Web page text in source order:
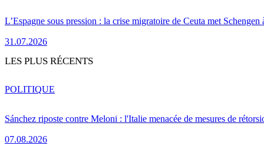
L’Espagne sous pression : la crise migratoire de Ceuta met Schengen
31.07.2026
LES PLUS RÉCENTS
Sánchez riposte contre Meloni : l'Italie menacée de mesures de
07.08.2026
POLITIQUE